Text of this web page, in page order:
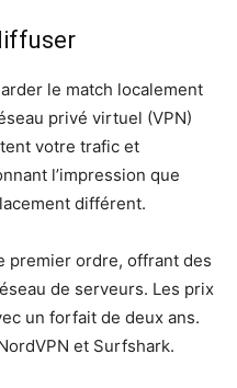
le match localement
privé virtuel (VPN)
votre trafic et
l’impression que
différent.
premier ordre, offrant des
de serveurs. Les prix
un forfait de deux ans.
et Surfshark.